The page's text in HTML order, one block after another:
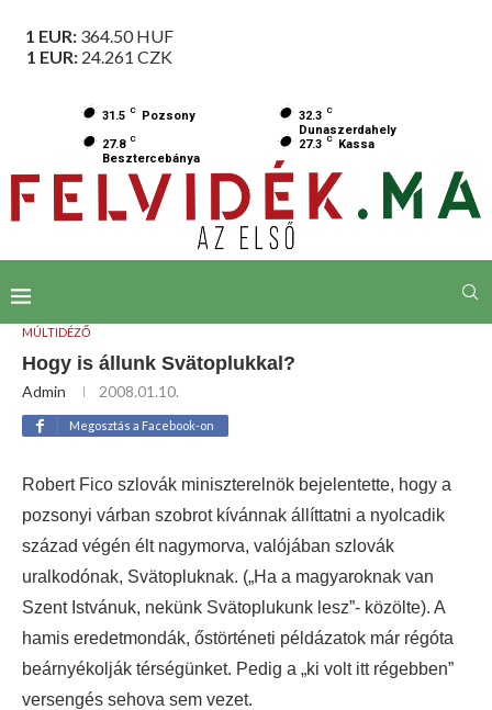
1 EUR: 364.50HUF
1 EUR: 24.261 CZK
31.5 C Pozsony 32.3 C
Dunaszerdahely
27.8 C
Besztercebánya
27.3 C Kassa
MÚLTIDÉZŐ
Hogy is állunk Svätoplukkal?
Admin 2008.01.10.
Megosztás a Facebook-on
Robert Fico szlovák miniszterelnök bejelentette, hogy a
pozsonyi várban szobrot kívánnak állíttatni a nyolcadik
század végén élt nagymorva, valójában szlovák
uralkodónak, Svätopluknak. („Ha a magyaroknak van
Szent Istvánuk, nekünk Svätoplukunk lesz”- közölte). A
hamis eredetmondák, őstörténeti példázatok már régóta
beárnyékolják térségünket. Pedig a „ki volt itt régebben”
versengés sehova sem vezet.